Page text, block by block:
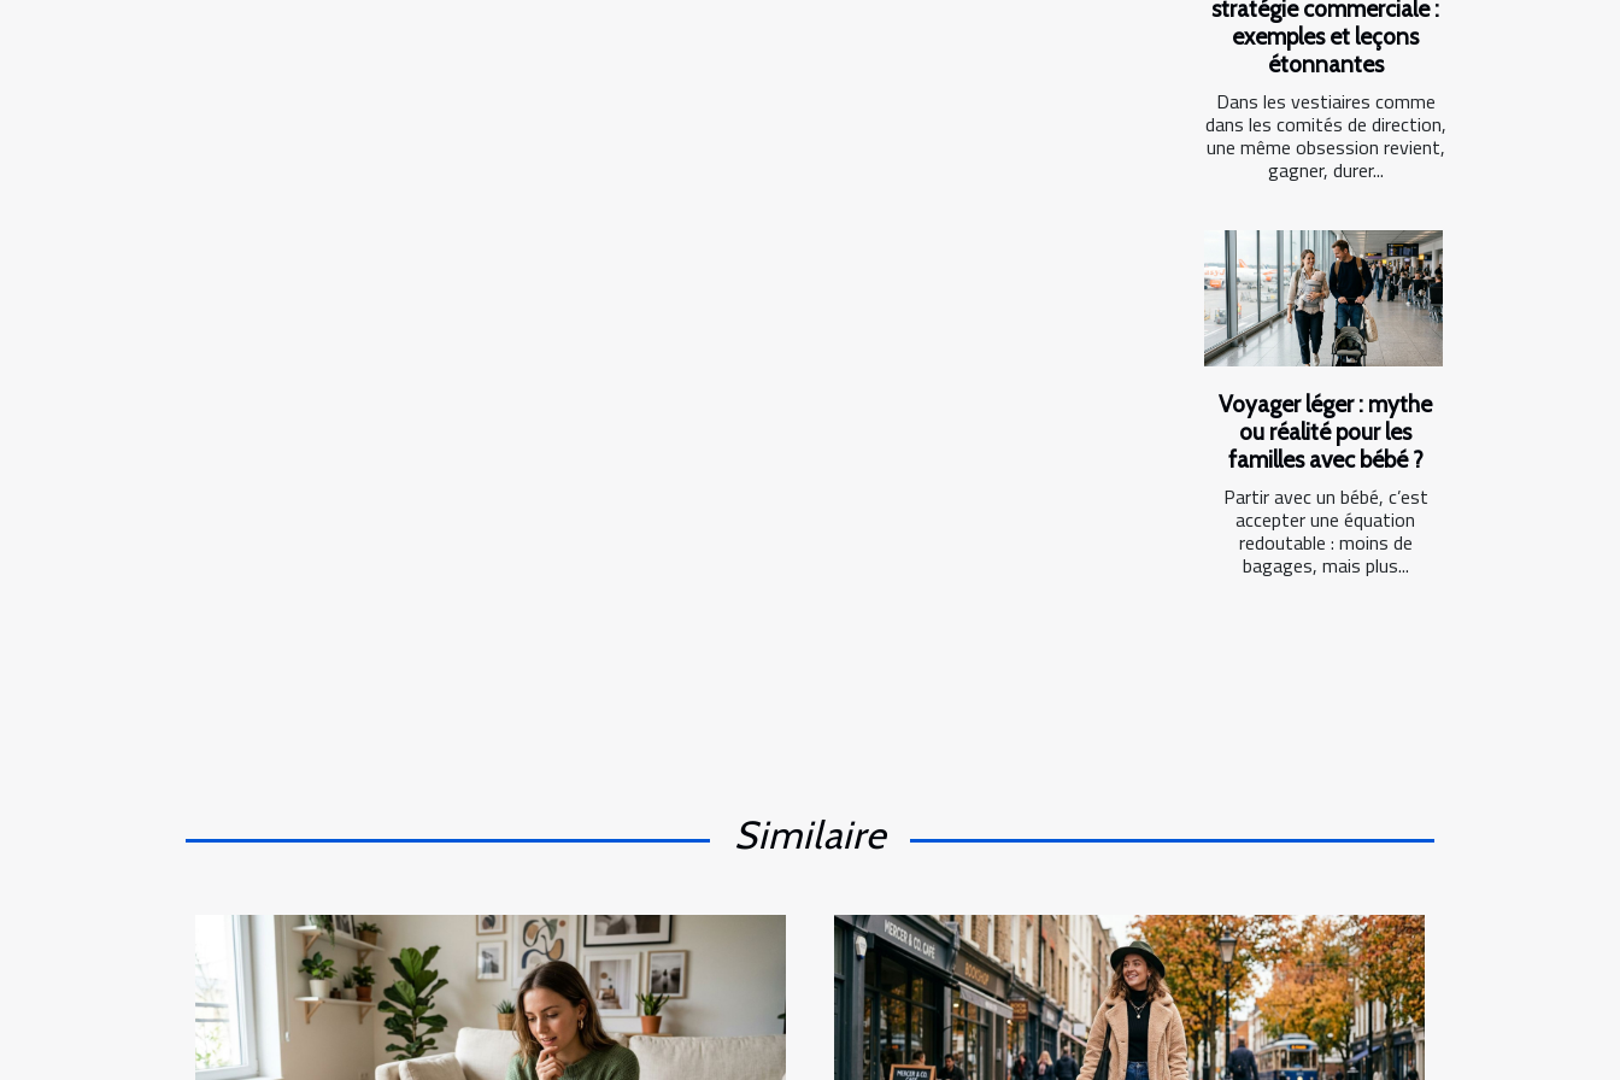
stratégie commerciale :
exemples et leçons
étonnantes
Dans les vestiaires comme
dans les comités de direction,
une même obsession revient,
gagner, durer...
Voyager léger : mythe
ou réalité pour les
familles avec bébé ?
Partir avec un bébé, c’est
accepter une équation
redoutable : moins de
bagages, mais plus...
Similaire